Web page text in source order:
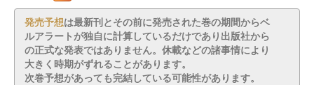
発売予想は最新刊とその前に発売された巻の期間からベ
ルアラートが独自に計算しているだけであり出版社から
の正式な発表ではありません。休載などの諸事情により
大きく時期がずれることがあります。
次巻予想があっても完結している可能性があります。